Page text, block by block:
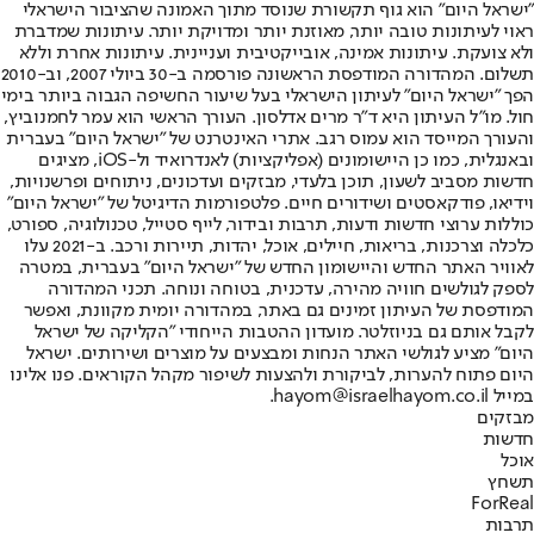
"ישראל היום" הוא גוף תקשורת שנוסד מתוך האמונה שהציבור הישראלי
ראוי לעיתונות טובה יותר, מאוזנת יותר ומדויקת יותר. עיתונות שמדברת
ולא צועקת. עיתונות אמינה, אובייקטיבית ועניינית. עיתונות אחרת וללא
תשלום. המהדורה המודפסת הראשונה פורסמה ב-30 ביולי 2007, וב-2010
הפך "ישראל היום" לעיתון הישראלי בעל שיעור החשיפה הגבוה ביותר בימי
חול. מו"ל העיתון היא ד"ר מרים אדלסון. העורך הראשי הוא עמר לחמנוביץ,
והעורך המייסד הוא עמוס רגב. אתרי האינטרנט של "ישראל היום" בעברית
ובאנגלית, כמו כן היישומונים (אפליקציות) לאנדרואיד ול-iOS, מציגים
חדשות מסביב לשעון, תוכן בלעדי, מבזקים ועדכונים, ניתוחים ופרשנויות,
וידיאו, פודקאסטים ושידורים חיים. פלטפורמות הדיגיטל של "ישראל היום"
כוללות ערוצי חדשות ודעות, תרבות ובידור, לייף סטייל, טכנולוגיה, ספורט,
כלכלה וצרכנות, בריאות, חיילים, אוכל, יהדות, תיירות ורכב. ב-2021 עלו
לאוויר האתר החדש והיישומון החדש של "ישראל היום" בעברית, במטרה
לספק לגולשים חוויה מהירה, עדכנית, בטוחה ונוחה. תכני המהדורה
המודפסת של העיתון זמינים גם באתר, במהדורה יומית מקוונת, ואפשר
לקבל אותם גם בניוזלטר. מועדון ההטבות הייחודי "הקליקה של ישראל
היום" מציע לגולשי האתר הנחות ומבצעים על מוצרים ושירותים. ישראל
היום פתוח להערות, לביקורת ולהצעות לשיפור מקהל הקוראים. פנו אלינו
במייל hayom@israelhayom.co.il.
מבזקים
חדשות
אוכל
תשחץ
ForReal
תרבות